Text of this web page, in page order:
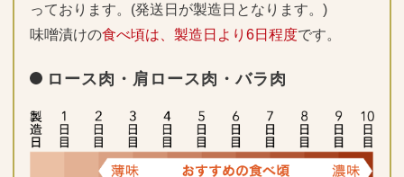
っております。(発送日が製造日となります。)
味噌漬けの食べ頃は、製造日より6日程度です。
ロース肉・肩ロース肉・バラ肉